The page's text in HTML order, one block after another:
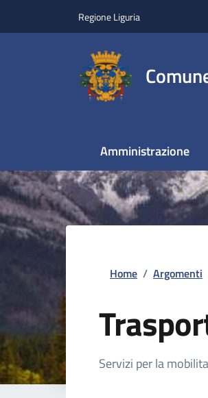
Regione Liguria
Amministrazione
Home / Argomenti
Dettagli
Servizi per la